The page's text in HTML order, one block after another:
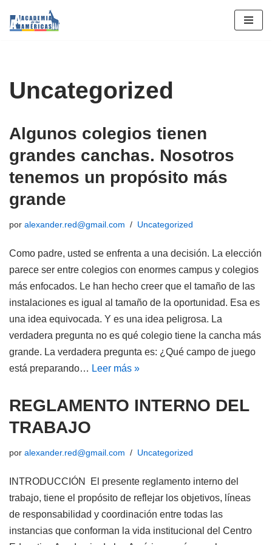
Saltar
Uncategorized
Algunos colegios tienen
grandes canchas. Nosotros
tenemos un propósito más
grande
por alexander.red@gmail.com Uncategorized
Como padre, usted se enfrenta a una decisión. La elección
parece ser entre colegios con enormes campus y colegios
más enfocados. Le han hecho creer que el tamaño de las
instalaciones es igual al tamaño de la oportunidad. Esa es
una idea equivocada. Y es una idea peligrosa. La
verdadera pregunta no es qué colegio tiene la cancha más
grande. La verdadera pregunta es: ¿Qué campo de juego
está preparando… Leer más »
REGLAMENTO INTERNO DEL
TRABAJO
por alexander.red@gmail.com Uncategorized
INTRODUCCIÓN El presente reglamento interno del
trabajo, tiene el propósito de reflejar los objetivos, líneas
de responsabilidad y coordinación entre todas las
instancias que conforman la vida institucional del Centro